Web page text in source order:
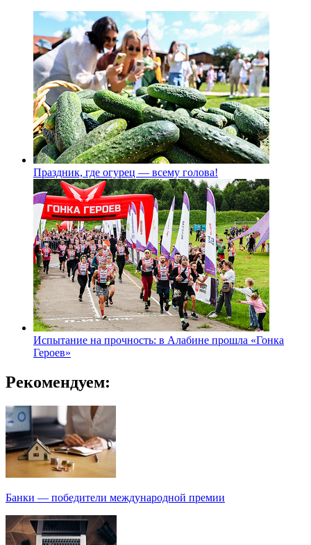
Праздник, где огурец — всему голова!
Испытание на прочность: в Алабине прошла «Гонка
Героев»
Рекомендуем:
Банки — победители международной премии